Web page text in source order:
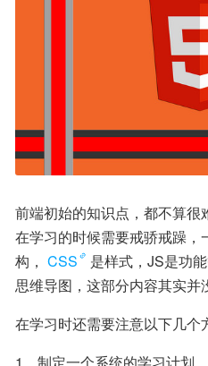
前端初始的知识点，都不算
在学习的时候需要戒骄戒躁
构， CSS
是样式，JS是功
思维导图，这部分内容其实并
在学习时还需要注意以下几个
1、制定一个系统的学习计划